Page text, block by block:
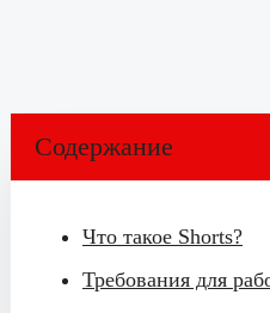
Содержание
Что такое Shorts?
Требования для